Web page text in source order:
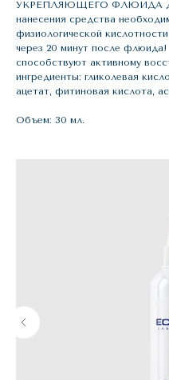
УКРЕПЛЯЮЩЕГО ФЛЮИДА
нанесения средства
физиологической
через 20 минут после
способствуют активному
ингредиенты: гликолевая
ацетат, фитиновая кислота,
Объем: 30 мл.